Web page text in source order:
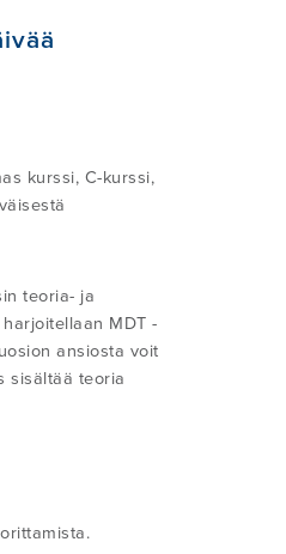
kurssi, C-kurssi,
teoria- ja
MDT -
ansiosta voit
sisältää teoria